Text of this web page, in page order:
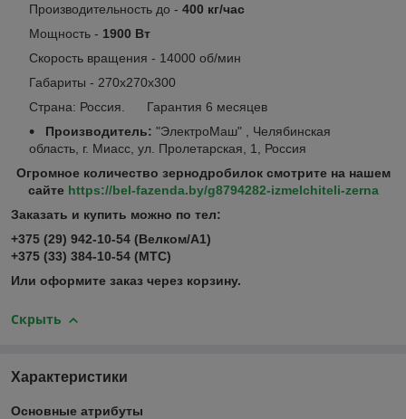
Производительность до - 400 кг/час
Мощность - 1900 Вт
Скорость вращения - 14000 об/мин
Габариты - 270х270х300
Страна: Россия. Гарантия 6 месяцев
Производитель: "ЭлектроМаш" , Челябинская
область, г. Миасс, ул. Пролетарская, 1, Россия
Огромное количество зернодробилок смотрите на нашем
сайте https://bel-fazenda.by/g8794282-izmelchiteli-zerna
Заказать и купить можно по тел:
+375 (29) 942-10-54 (Велком/А1)
+375 (33) 384-10-54 (МТС)
Или оформите заказ через корзину.
Скрыть
Характеристики
Основные атрибуты